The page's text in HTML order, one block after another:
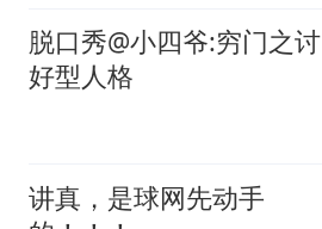
脱口秀@小四爷:穷门之讨
好型人格
讲真，是球网先动手